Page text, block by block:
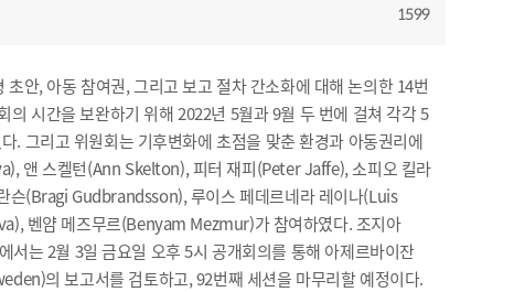
1599
안, 아동 참여권, 그리고 보고 절차 간소화에 대해 논의한 14번
시간을 보완하기 위해 2022년 5월과 9월 두 번에 걸쳐 각각 5
. 그리고 위원회는 기후변화에 초점을 맞춘 환경과 아동권리에
앤 스켈턴(Ann Skelton), 피터 재피(Peter Jaffe), 소피오 킬라
(Bragi Gudbrandsson), 루이스 페데르네라 레이나(Luis
벤얌 메즈무르(Benyam Mezmur)가 참여하였다. 조지아
는 2월 3일 금요일 오후 5시 공개회의를 통해 아제르바이잔
의 보고서를 검토하고, 92번째 세션을 마무리할 예정이다.